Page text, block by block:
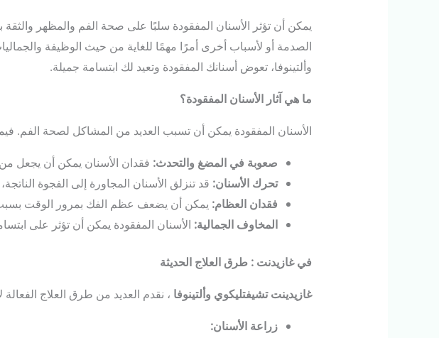
يمكن أن تؤثر الأسنان المفقودة سلبًا على صحة الفم والمظهر والثقة
الصدمة أو لأسباب أخرى أمرًا مهمًا للغاية من حيث الوظيفة
وألتينوفا، تعوض أسنانك المفقودة وتعيد لك ابتسامة جميلة.
ما هي آثار الأسنان المفقودة؟
الأسنان المفقودة يمكن أن تسبب العديد من المشاكل لصحة الفم. فيما
صعوبة في المضغ والتحدث: فقدان الأسنان يمكن أن يجعل من
تحرك الأسنان: قد تنزلق الأسنان المجاورة إلى الفجوة
فقدان العظام: يمكن أن يضعف عظم الفك بمرور الوقت بسبب
المخاوف الجمالية: الأسنان المفقودة يمكن أن تؤثر على
في غازيدنت : طرق العلاج الحديثة
غازيدينت تشيفتليكوي وألتينوفا ، نقدم العديد من طرق العلاج الفعالة
زراعة الأسنان: